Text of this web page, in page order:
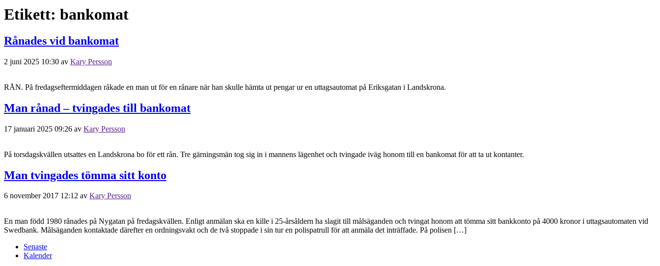
Etikett: bankomat
Rånades vid bankomat
2 juni 2025 10:30 av Kary Persson
RÅN. På fredagseftermiddagen råkade en man ut för en rånare när han skulle hämta ut pengar ur en uttagsautomat på Eriksgatan i Landskrona.
Man rånad – tvingades till bankomat
17 januari 2025 09:26 av Kary Persson
På torsdagskvällen utsattes en Landskrona bo för ett rån. Tre gärningsmän tog sig in i mannens lägenhet och tvingade iväg honom till en bankomat för att ta ut kontanter.
Man tvingades tömma sitt konto
6 november 2017 12:12 av Kary Persson
En man född 1980 rånades på Nygatan på fredagskvällen. Enligt anmälan ska en kille i 25-årsåldern ha slagit till målsäganden och tvingat honom att tömma sitt bankkonto på 4000 kronor i uttagsautomaten vid
Swedbank. Målsäganden kontaktade därefter en ordningsvakt och de två stoppade i sin tur en polispatrull för att anmäla det inträffade. På polisen […]
Senaste
Kalender